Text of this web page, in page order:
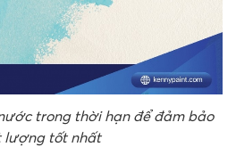
trong thời hạn để đảm bảo
lượng tốt nhất